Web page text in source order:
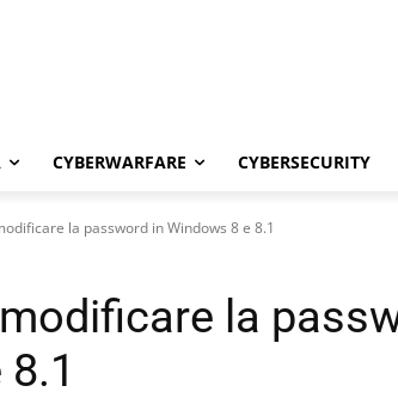
CYBERWARFARE CYBERSECURITY
la password in Windows 8 e 8.1
la